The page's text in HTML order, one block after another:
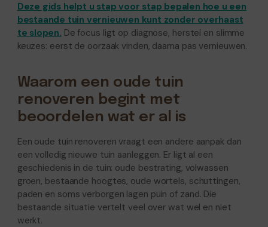
Deze gids helpt u stap voor stap bepalen hoe u een
bestaande tuin vernieuwen kunt zonder overhaast
te slopen. De focus ligt op diagnose, herstel en slimme
keuzes: eerst de oorzaak vinden, daarna pas vernieuwen.
Waarom een oude tuin
renoveren begint met
beoordelen wat er al is
Een oude tuin renoveren vraagt een andere aanpak dan
een volledig nieuwe tuin aanleggen. Er ligt al een
geschiedenis in de tuin: oude bestrating, volwassen
groen, bestaande hoogtes, oude wortels, schuttingen,
paden en soms verborgen lagen puin of zand. Die
bestaande situatie vertelt veel over wat wel en niet
werkt.